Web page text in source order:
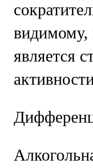
видимому,
является